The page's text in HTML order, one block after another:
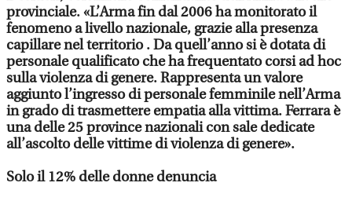
provinciale. «L’Arma fin dal 2006 ha monitorato il
fenomeno a livello nazionale, grazie alla presenza
capillare nel territorio . Da quell’anno si è dotata di
personale qualificato che ha frequentato corsi ad hoc
sulla violenza di genere. Rappresenta un valore
aggiunto l’ingresso di personale femminile nell’Arma
in grado di trasmettere empatia alla vittima. Ferrara è
una delle 25 province nazionali con sale dedicate
all’ascolto delle vittime di violenza di genere».
Solo il 12% delle donne denuncia